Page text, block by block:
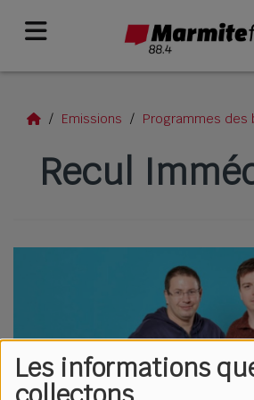
Les informations
Emissions Programmes des
Recul